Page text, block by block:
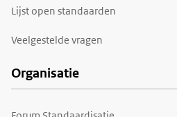
Lijst open standaarden
Veelgestelde vragen
Organisatie